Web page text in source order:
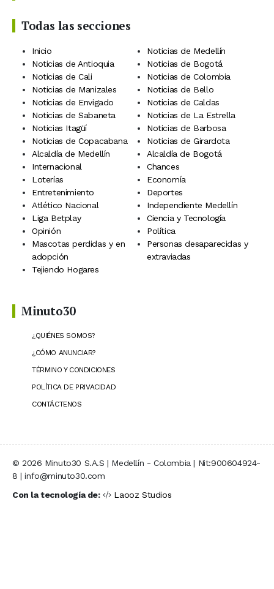
Todas las secciones
Inicio
Noticias de Medellín
Noticias de Antioquia
Noticias de Bogotá
Noticias de Cali
Noticias de Colombia
Noticias de Manizales
Noticias de Bello
Noticias de Envigado
Noticias de Caldas
Noticias de Sabaneta
Noticias de La Estrella
Noticias Itagüí
Noticias de Barbosa
Noticias de Copacabana
Noticias de Girardota
Alcaldía de Medellín
Alcaldía de Bogotá
Internacional
Chances
Loterías
Economía
Entretenimiento
Deportes
Atlético Nacional
Independiente Medellín
Liga Betplay
Ciencia y Tecnología
Opinión
Política
Mascotas perdidas y en
adopción
Personas desaparecidas y
extraviadas
Tejiendo Hogares
Minuto30
¿QUIÉNES SOMOS?
¿CÓMO ANUNCIAR?
TÉRMINO Y CONDICIONES
POLÍTICA DE PRIVACIDAD
CONTÁCTENOS
© 2026 Minuto30 S.A.S | Medellín - Colombia | Nit:900604924-
8 | info@minuto30.com
Con la tecnología de:
Laooz Studios